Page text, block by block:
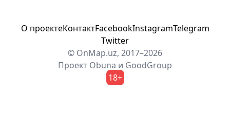
О проектеКонтактFacebookInstagramTelegram
Twitter
© OnMap.uz, 2017–2026
Проект Obuna и GoodGroup
18+